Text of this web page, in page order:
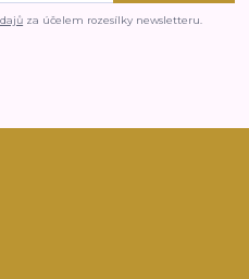
za účelem rozesílky newsletteru.